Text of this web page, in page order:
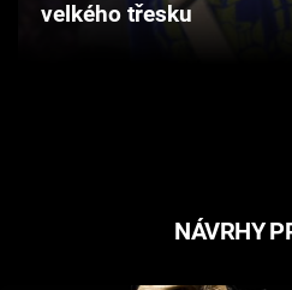
velkého třesku
NÁVRHY